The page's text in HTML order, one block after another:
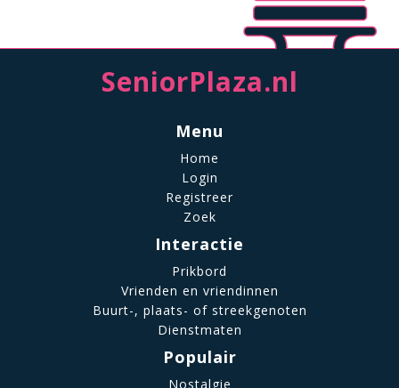
SeniorPlaza.nl
Menu
Home
Login
Registreer
Zoek
Interactie
Prikbord
Vrienden en vriendinnen
Buurt-, plaats- of streekgenoten
Dienstmaten
Populair
Nostalgie